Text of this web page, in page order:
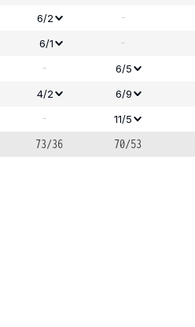
6/2 -
6/1 -
-
6/5
4/2
6/9
- 11/5
73/36 70/53